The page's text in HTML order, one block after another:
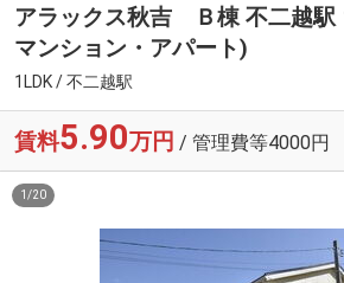
アラックス秋吉 Ｂ棟 不二越駅
マンション・アパート)
1LDK / 不二越駅
賃料5.90万円 / 管理費等4000円
1 /20